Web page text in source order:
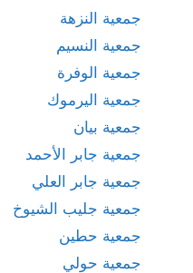
جمعية النزهة
جمعية النسيم
جمعية الوفرة
جمعية اليرموك
جمعية بيان
جمعية جابر الأحمد
جمعية جابر العلي
جمعية جليب الشيوخ
جمعية حطين
جمعية حولي